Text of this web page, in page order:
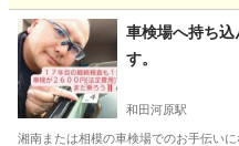
神奈川 相模原市 橋本駅 車
車検場へ持ち込
す。
和田河原駅
湘南または相模の車検場でのお手伝い